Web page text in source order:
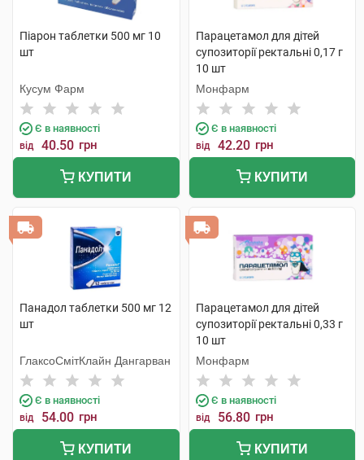
Піарон таблетки 500 мг 10
шт
Кусум Фарм
Є в наявності
від 40.50 грн
КУПИТИ
Парацетамол для дітей
супозиторії ректальні 0,17 г
10 шт
Монфарм
Є в наявності
від 42.20 грн
КУПИТИ
Панадол таблетки 500 мг 12
шт
ГлаксоСмітКлайн Дангарван
Є в наявності
від 54.00 грн
КУПИТИ
Парацетамол для дітей
супозиторії ректальні 0,33 г
10 шт
Монфарм
Є в наявності
від 56.80 грн
КУПИТИ